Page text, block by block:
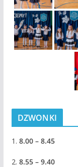
DZWONKI
1. 8.00 – 8.45
2. 8.55 – 9.40